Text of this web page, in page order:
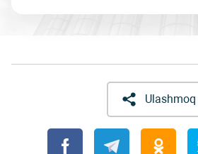
Ulashmoq